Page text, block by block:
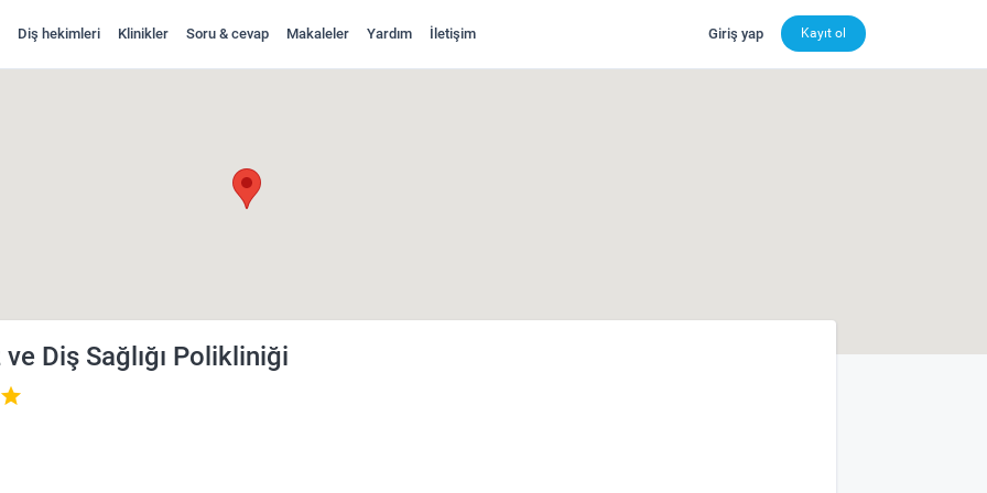
ve Randevu Al Giriş yap Kayıt ol
Diş hekimleri Klinikler Soru & cevap Makaleler Yardım İletişim
ve Diş Sağlığı Polikliniği